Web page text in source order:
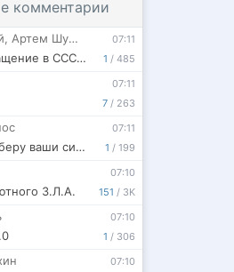
комментарии
1 / 485
07:11
, Артем Шумилин
Ревизор: Возвращение в СССР 7
7 / 263
07:11
1 / 199
07:11
Регрессор: Я заберу ваши силы. Книга 1
151 / 3K
07:10
З.Л.А.
1 / 306
07:10
07:10